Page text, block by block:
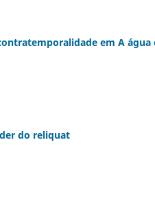
em A
do reliquat